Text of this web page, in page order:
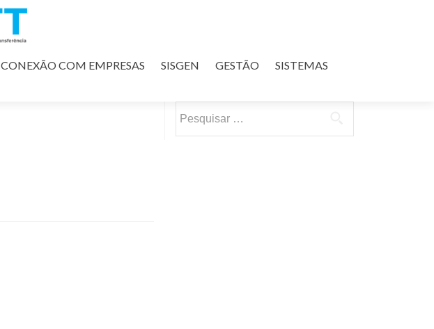
CONEXÃO COM EMPRESAS SISGEN GESTÃO
SISTEMAS
por: